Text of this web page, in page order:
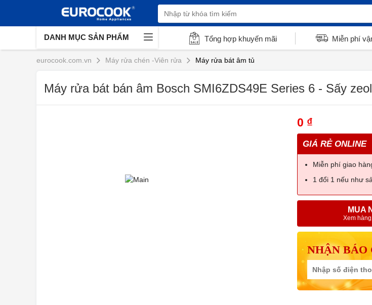
DANH MỤC SẢN PHẨM Tổng hợp khuyến mãi Miễn phí
eurocook.com.vn Máy rửa chén -Viên rửa Máy rửa bát âm tủ
Máy rửa bát bán âm Bosch SMI6ZDS49E Series 6 - Sấy
0 ₫
GIÁ RẺ ONLINE
Miễn phí giao
1 đổi 1 nếu như
MUA
Xem
NHẬN